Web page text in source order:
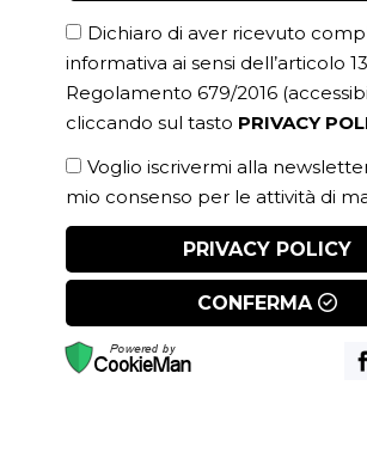
Dichiaro di aver ricevuto
informativa ai sensi dell’articolo
Regolamento 679/2016
cliccando sul tasto PRIVACY
Voglio iscrivermi alla
mio consenso per le attività di
PRIVACY POLICY
CONFERMA